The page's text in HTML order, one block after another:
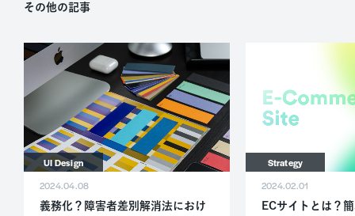
その他の記事
UI Design
2024.04.08
義務化？障害者差別解消法におけ
Strategy
2024.02.01
ECサイトとは？